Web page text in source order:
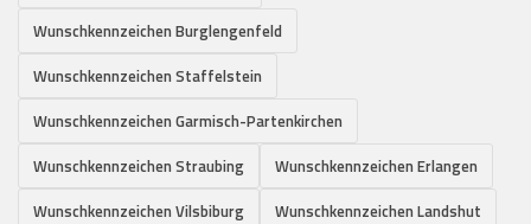
Wunschkennzeichen Burglengenfeld
Wunschkennzeichen Staffelstein
Wunschkennzeichen Garmisch-Partenkirchen
Wunschkennzeichen Straubing
Wunschkennzeichen Erlangen
Wunschkennzeichen Vilsbiburg
Wunschkennzeichen Landshut